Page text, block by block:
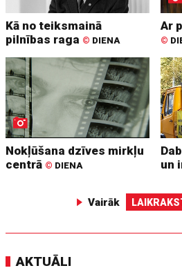
Kā no teiksmainā
pilnības raga © DIENA
Ar
©
Nokļūšana dzīves mirkļu
centrā © DIENA
un
Vairāk
AKTUĀLI